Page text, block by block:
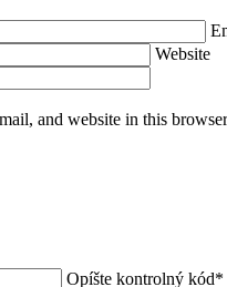
Website
and website in this
Opíšte kontrolný kód*